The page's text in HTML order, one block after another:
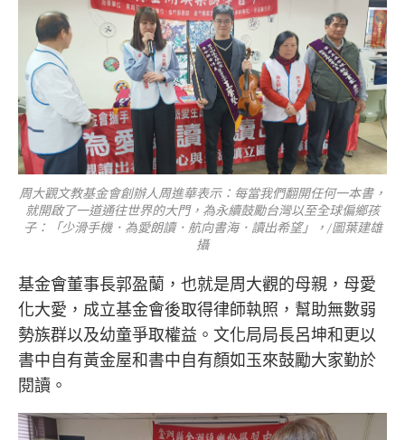
周大觀文教基金會創辦人周進華表示：每當我們翻開任何一本書，
就開啟了一道通往世界的大門，為永續鼓勵台灣以至全球偏鄉孩
子：「少滑手機．為愛朗讀．航向書海．讀出希望」，/圖葉建雄
攝
基金會董事長郭盈蘭，也就是周大觀的母親，母愛
化大愛，成立基金會後取得律師執照，幫助無數弱
勢族群以及幼童爭取權益。文化局局長呂坤和更以
書中自有黃金屋和書中自有顏如玉來鼓勵大家勤於
閱讀。